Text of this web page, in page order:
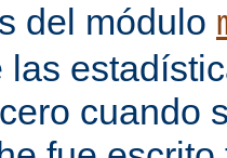
del módulo
las
cuando